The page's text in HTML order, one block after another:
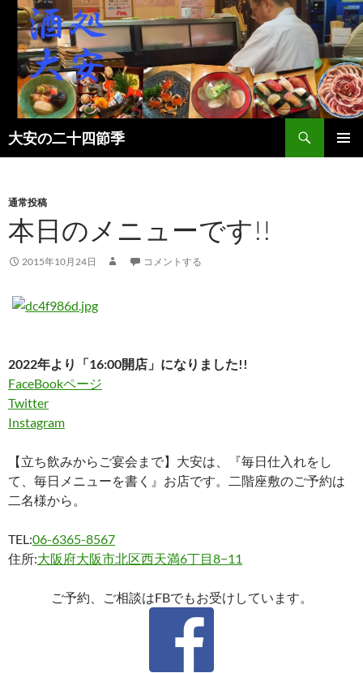
大安の二十四節季
検
索
ン
へ
キ
プ
通常投稿
本日のメニューです!!
2015年10月24日 コメントする
2022年より「16:00開店」になりました!!
FaceBookページ
Twitter
Instagram
【立ち飲みからご宴会まで】大安は、『毎日仕入れをし
て、毎日メニューを書く』お店です。二階座敷のご予約は
二名様から。
TEL:06-6365-8567
住所:大阪府大阪市北区西天満6丁目8−11
ご予約、ご相談はFBでもお受けしています。